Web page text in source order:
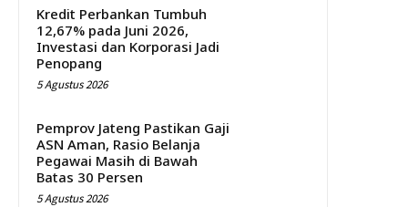
Kredit Perbankan Tumbuh
12,67% pada Juni 2026,
Investasi dan Korporasi Jadi
Penopang
5 Agustus 2026
Pemprov Jateng Pastikan Gaji
ASN Aman, Rasio Belanja
Pegawai Masih di Bawah
Batas 30 Persen
5 Agustus 2026